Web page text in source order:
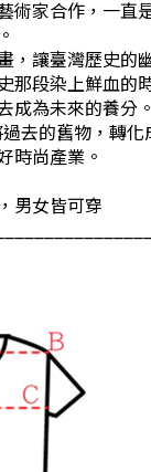
術家合作，一直
， 讓臺灣歷史的
那段染上鮮血的
成為未來的養分。
去的舊物 ， 轉化
時尚產業。
男女皆可穿